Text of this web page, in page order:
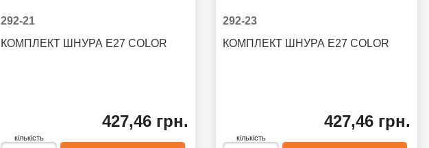
292-21
КОМПЛЕКТ ШНУРА E27 COLOR
427,46 грн.
кількість
292-23
КОМПЛЕКТ ШНУРА E27 COLOR
427,46 грн.
кількість